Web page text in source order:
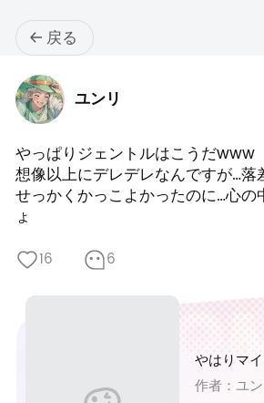
戻る
ユンリ
やっぱりジェントルはこうだwww
想像以上にデレデレなんですが…
せっかくかっこよかったのに…心の
ょ
16 6
やはりマ
作者：ユ